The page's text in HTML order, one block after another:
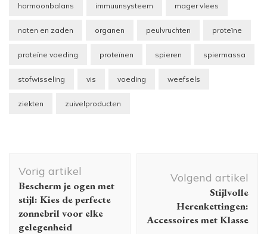
hormoonbalans immuunsysteem mager vlees
noten en zaden organen peulvruchten proteïne
proteïne voeding proteïnen spieren spiermassa
stofwisseling vis voeding weefsels
ziekten zuivelproducten
Vorig artikel
Bescherm je ogen met
stijl: Kies de perfecte
zonnebril voor elke
gelegenheid
Volgend artikel
Stijlvolle
Herenkettingen:
Accessoires met Klasse